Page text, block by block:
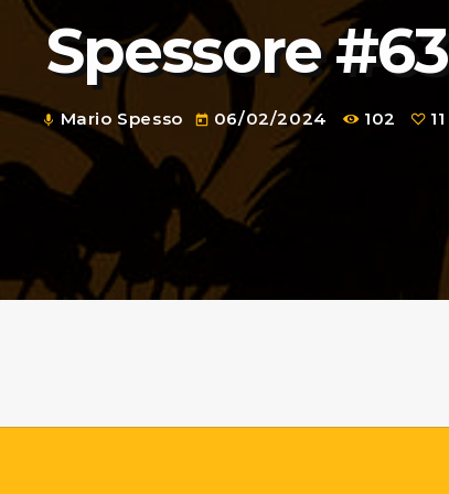
Spessore #63
mic Mario Spesso today 06/02/2024 102 11